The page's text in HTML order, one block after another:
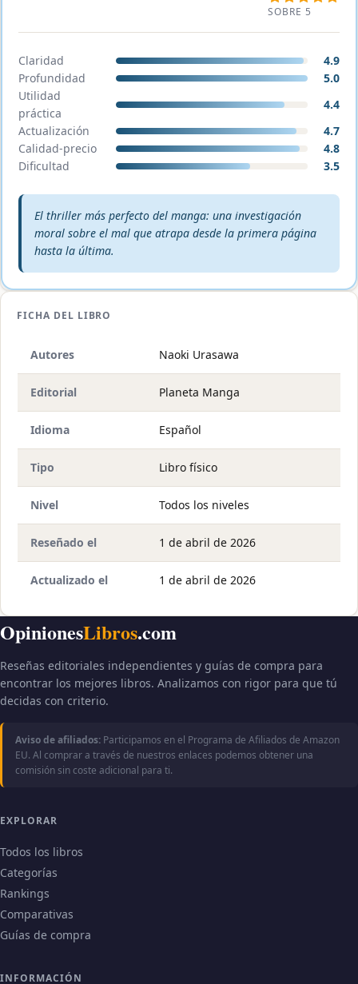
SOBRE 5
Claridad
4.9
Profundidad
5.0
Utilidad
práctica
4.4
Actualización
4.7
Calidad-precio
4.8
Dificultad
3.5
Veredicto editorial:
El thriller más perfecto del manga: una investigación
moral sobre el mal que atrapa desde la primera página
hasta la última.
FICHA DEL LIBRO
Autores Naoki Urasawa
Editorial Planeta Manga
Idioma Español
Tipo Libro físico
Nivel Todos los niveles
Reseñado el 1 de abril de 2026
Actualizado el 1 de abril de 2026
OpinionesLibros.com
Reseñas editoriales independientes y guías de compra para
encontrar los mejores libros. Analizamos con rigor para que tú
decidas con criterio.
Aviso de afiliados: Participamos en el Programa de Afiliados de Amazon
EU. Al comprar a través de nuestros enlaces podemos obtener una
comisión sin coste adicional para ti.
EXPLORAR
Todos los libros
Categorías
Rankings
Comparativas
Guías de compra
INFORMACIÓN